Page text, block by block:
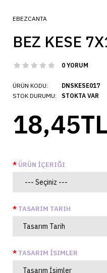
EBEZCANTA
BEZ KESE
0 YORUM
ÜRÜN KODU:
STOK DURUMU:
DNSKESE017
STOKTA VAR
18,45TL
ÜRÜN İÇERIĞI
TASARIM TARIH
TASARIM İSIMLER